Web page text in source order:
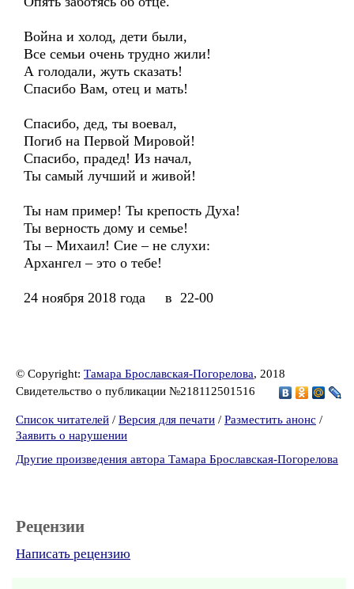
Война и холод, дети были,
Все семьи очень трудно жили!
А голодали, жуть сказать!
Спасибо Вам, отец и мать!
Спасибо, дед, ты воевал,
Погиб на Первой Мировой!
Спасибо, прадед! Из начал,
Ты самый лучший и живой!
Ты нам пример! Ты крепость Духа!
Ты верность дому и семье!
Ты – Михаил! Сие – не слухи:
Архангел – это о тебе!
24 ноября 2018 года в 22-00
© Copyright: Тамара Брославская-Погорелова, 2018
Свидетельство о публикации №218112501516
Список читателей / Версия для печати / Разместить анонс /
Заявить о нарушении
Другие произведения автора Тамара Брославская-Погорелова
Рецензии
Написать рецензию